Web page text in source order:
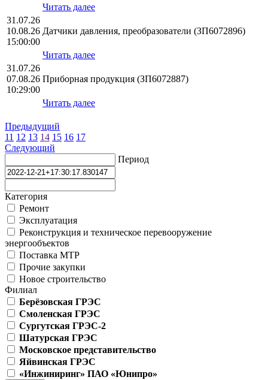
Читать далее
31.07.26
10.08.26
15:00:00
Датчики давления, преобразователи (ЗП6072896)
Читать далее
31.07.26
07.08.26
10:29:00
Приборная продукция (ЗП6072887)
Читать далее
Предыдущий
11 12 13 14 15 16 17
Следующий
Период
Категория
Ремонт
Эксплуатация
Реконструкция и техническое перевооружение
энергообъектов
Поставка МТР
Прочие закупки
Новое строительство
Филиал
Берёзовская ГРЭС
Смоленская ГРЭС
Сургутская ГРЭС-2
Шатурская ГРЭС
Московское представительство
Яйвинская ГРЭС
«Инжиниринг» ПАО «Юнипро»